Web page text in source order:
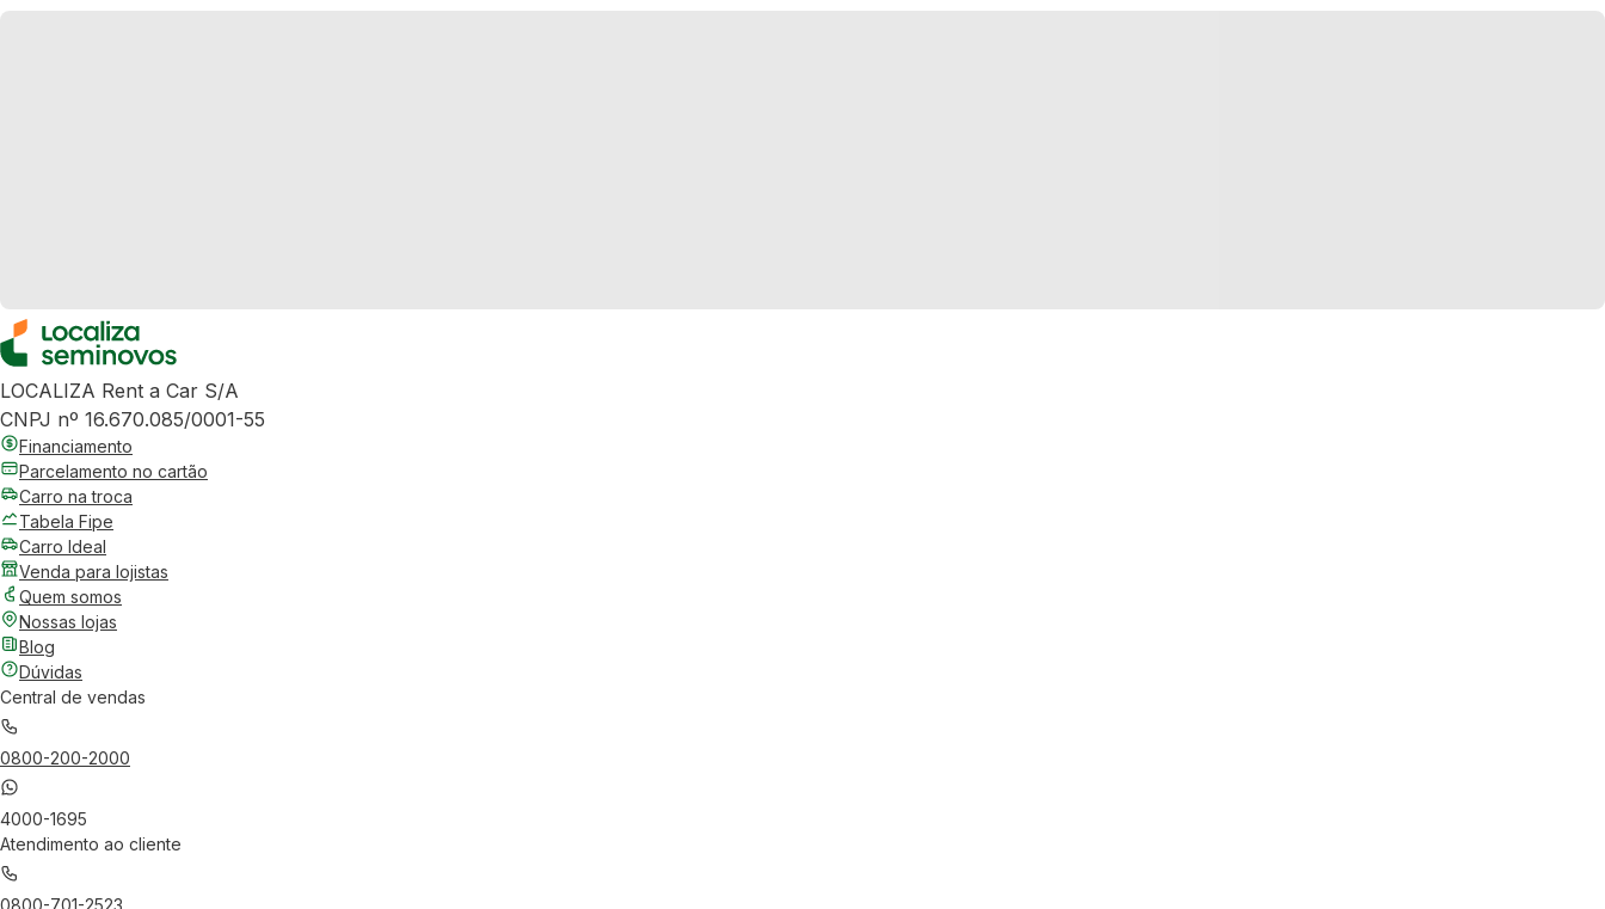
LOCALIZA Rent a Car S/A
CNPJ nº 16.670.085/0001-55
Financiamento
Parcelamento no cartão
Carro na troca
Tabela Fipe
Carro Ideal
Venda para lojistas
Quem somos
Nossas lojas
Blog
Dúvidas
Central de vendas
0800-200-2000
4000-1695
Atendimento ao cliente
0800-701-2523